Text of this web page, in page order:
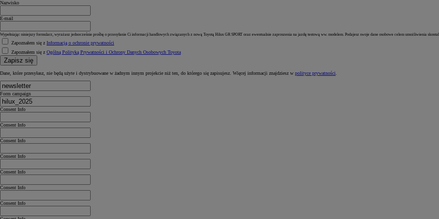
Nazwisko
E-mail
Wypełniając niniejszy formularz, wyrażasz jednocześnie prośbę o przesyłanie Ci informacji handlowych związanych z nową Toyotą Hilux GR SPORT oraz ewentualnie zaproszenia na jazdę testową ww. modelem. Podajesz swoje dane osobowe celem umożliwienia
Zapoznałem się z Informacją o ochronie prywatności
Zapoznałem się z Ogólną Polityką Prywatności i Ochrony Danych Osobowych Toyota
Zapisz się
Dane, które przesyłasz, nie będą użyte i dystrybuowane w żadnym innym projekcie niż ten, do którego się zapisujesz. Więcej informacji znajdziesz w polityce prywatności
Form campaign
Consent Info
Consent Info
Consent Info
Consent Info
Consent Info
Consent Info
Consent Info